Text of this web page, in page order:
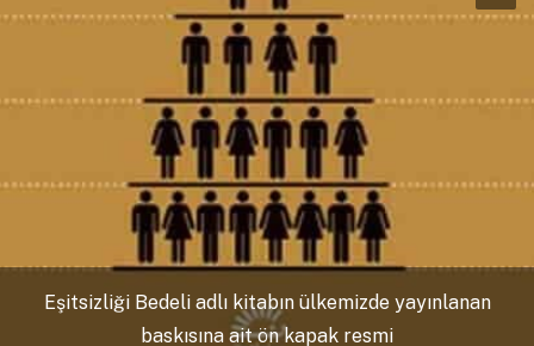
Eşitsizliği Bedeli adlı kitabın ülkemizde yayınlanan
baskısına ait ön kapak resmi